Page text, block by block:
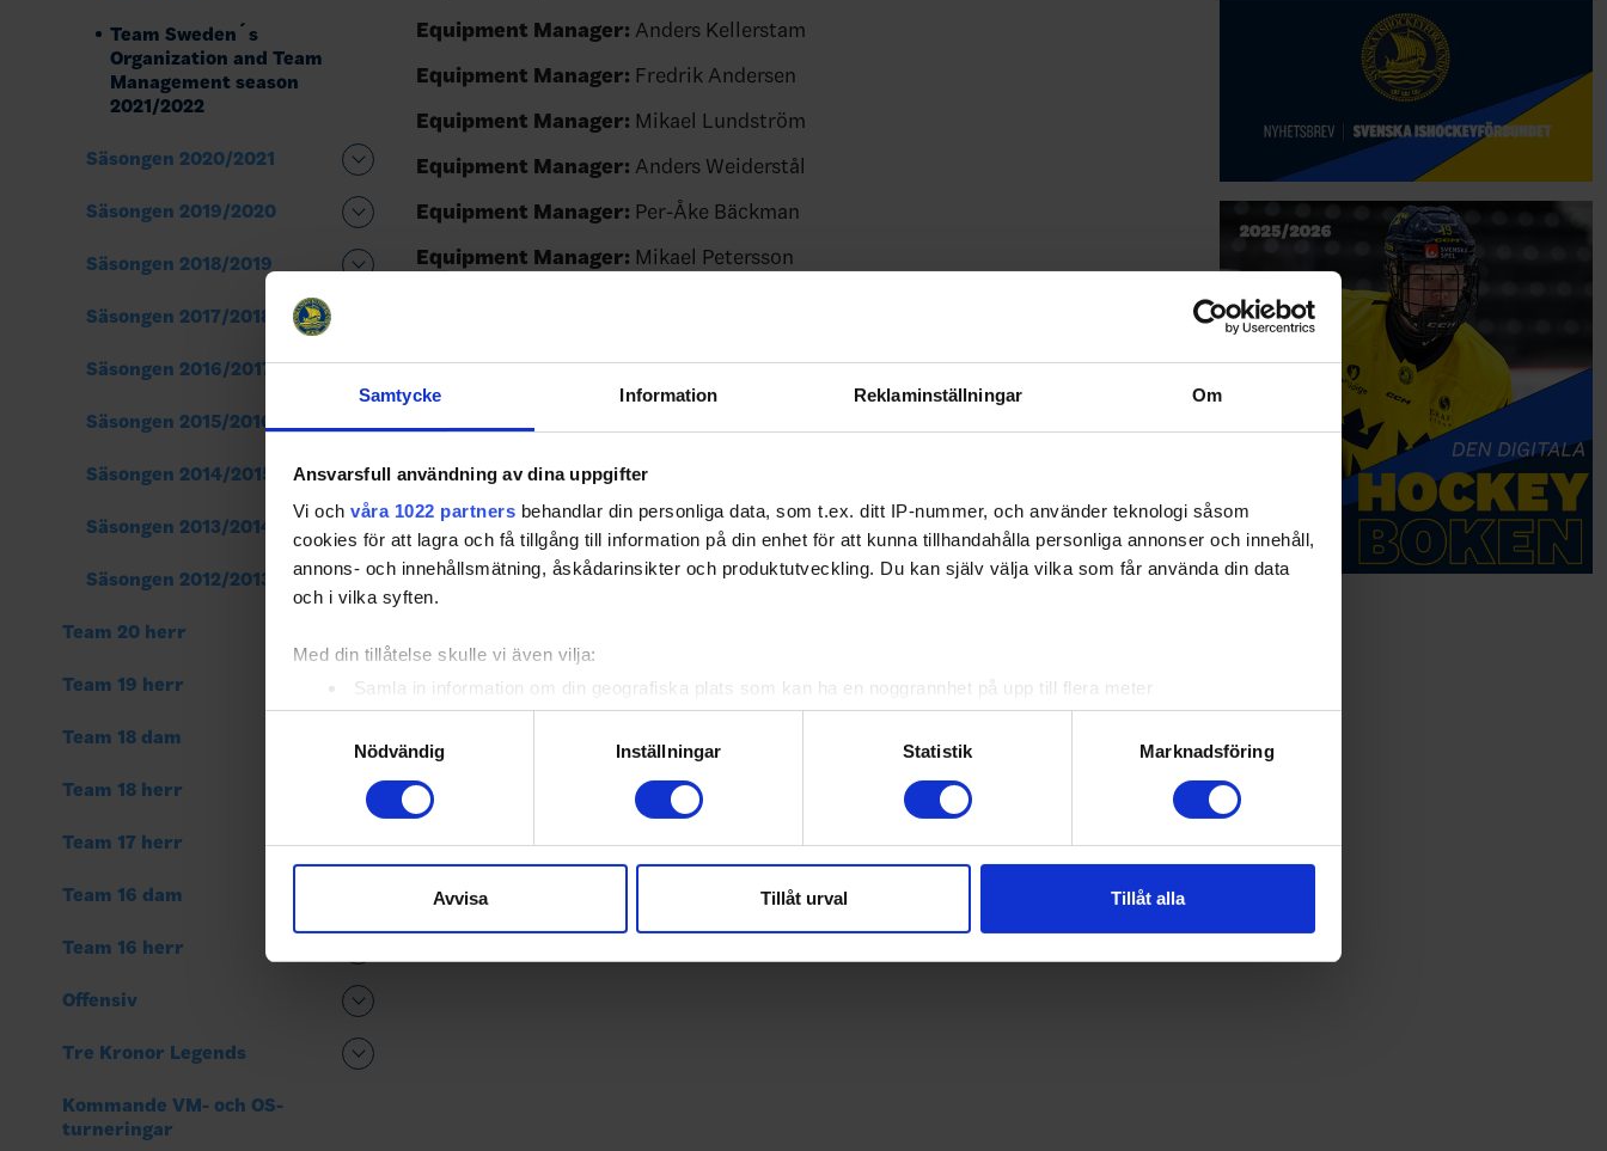
Samtycke Information Reklaminställningar Om
Ansvarsfull användning av dina uppgifter
Vi och våra 1022 partners behandlar din personliga data, som t.ex. ditt IP-nummer, och använder teknologi såsom
cookies för att lagra och få tillgång till information på din enhet för att kunna tillhandahålla personliga annonser och innehåll,
annons- och innehållsmätning, åskådarinsikter och produktutveckling. Du kan själv välja vilka som får använda din data
och i vilka syften.
Med din tillåtelse skulle vi även vilja:
Samla in information om din geografiska plats som kan ha en noggrannhet på upp till flera meter
Identifiera din enhet genom att aktivt skanna den för specifika kännetecken (fingeravtryck)
Ta reda på mer om hur dina personliga uppgifter behandlas och ställ in dina preferenser i
detaljsektionen. Du kan ändra
eller dra tillbaka ditt samtycke när som helst från cookie-förklaringen.
sociala medier och analysera vår trafik. Vi vidarebefordrar även sådana identifierare och annan information från din enhet
till de sociala medier och annons- och analysföretag som vi samarbetar med. Dessa kan i sin tur kombinera informationen
Nödvändig
Inställningar Statistik Marknadsföring
Avvisa Tillåt urval Tillåt alla
Team Sweden´s
Organization and Team
Management season
2021/2022
Säsongen 2020/2021
Säsongen 2019/2020
Säsongen 2018/2019
Säsongen 2017/2018
Säsongen 2016/2017
Säsongen 2015/2016
Säsongen 2014/2015
Säsongen 2013/2014
Säsongen 2012/2013
Team 20 herr
Team 19 herr
Team 18 dam
Team 18 herr
Team 17 herr
Team 16 dam
Team 16 herr
Offensiv
Tre Kronor Legends
Kommande VM- och OS-
turneringar
Equipment Manager: Anders Kellerstam
Equipment Manager: Fredrik Andersen
Equipment Manager: Mikael Lundström
Equipment Manager: Anders Weiderstål
Equipment Manager: Per-Åke Bäckman
Equipment Manager: Mikael Petersson
Media Manager:
Linus Hugosson
ShareFacebook
TwitterEmailPrint